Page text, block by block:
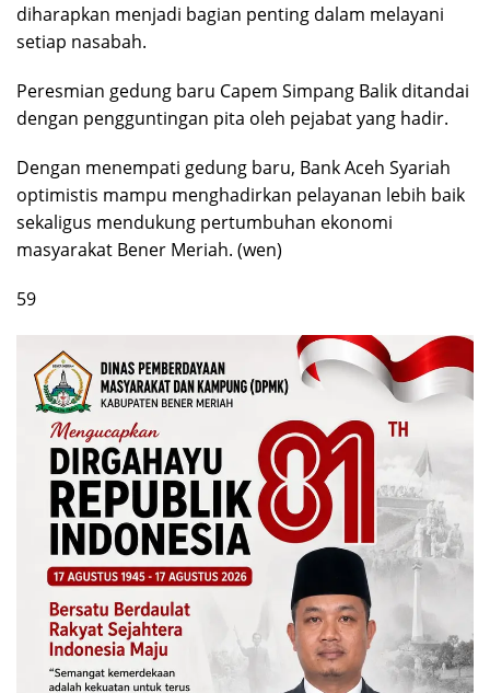
diharapkan menjadi bagian penting dalam melayani
setiap nasabah.
Peresmian gedung baru Capem Simpang Balik ditandai
dengan pengguntingan pita oleh pejabat yang hadir.
Dengan menempati gedung baru, Bank Aceh Syariah
optimistis mampu menghadirkan pelayanan lebih baik
sekaligus mendukung pertumbuhan ekonomi
masyarakat Bener Meriah. (wen)
59